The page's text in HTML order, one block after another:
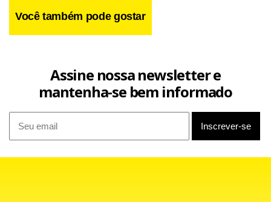
Você também pode gostar
Assine nossa newsletter e
mantenha-se bem informado